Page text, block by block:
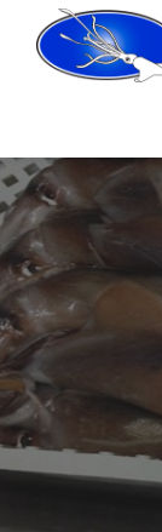
content